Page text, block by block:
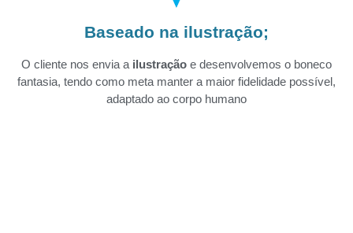
Baseado na ilustração;
O cliente nos envia a ilustração e desenvolvemos o boneco
fantasia, tendo como meta manter a maior fidelidade possível,
adaptado ao corpo humano